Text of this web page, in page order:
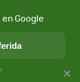
×
Google